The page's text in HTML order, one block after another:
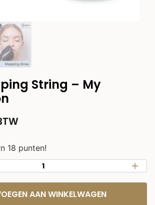
String – My
18 punten!
AAN WINKELWAGEN